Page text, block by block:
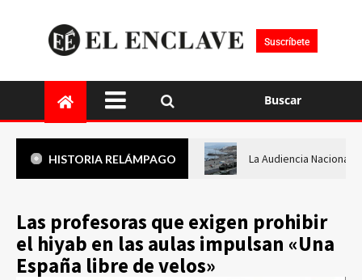
Suscríbete
Buscar
HISTORIA RELÁMPAGO La Audiencia Nacional
Las profesoras que exigen prohibir
el hiyab en las aulas impulsan «Una
España libre de velos»